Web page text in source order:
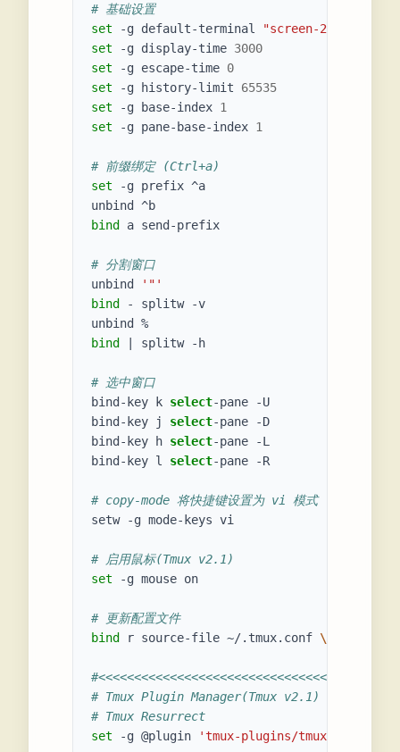
# 基础设置
set -g default-terminal
"screen-256color"
set -g display-time 3000
set -g escape-time 0
set -g history-limit 65535
set -g base-index 1
set -g pane-base-index 1
# 前缀绑定 (Ctrl+a)
set -g prefix ^a
bind a send-prefix
# 分割窗口
unbind
'"'
bind - splitw -v
bind
| splitw -h
# 选中窗口
bind-key k select-pane -U
bind-key j select-pane -D
bind-key h select-pane -L
bind-key l select-pane -R
# copy-mode 将快捷键设置为 vi 模式
setw -g mode-keys vi
# 启用鼠标(Tmux v2.1)
set -g mouse on
# 更新配置文件
bind r source-file ~/.tmux.conf \;
# Tmux Plugin Manager(Tmux v2.1)
# Tmux Resurrect
set -g @plugin 'tmux-plugins/tmux-